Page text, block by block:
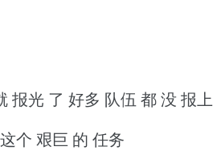
报光 了 好多 队伍 都 没 报上
个 艰巨 的 任务